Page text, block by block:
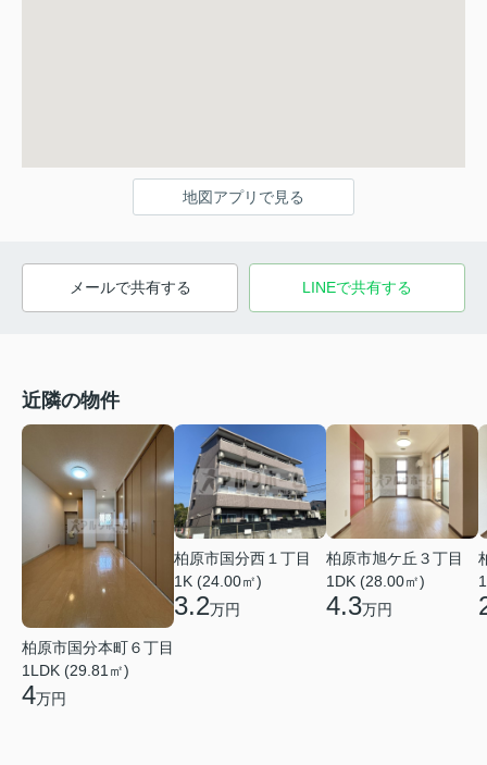
地図アプリで見る
メールで共有する LINEで共有する
近隣の物件
柏原市国分本町６丁目
1LDK (29.81㎡)
4万円
柏原市国分西１丁目
1K (24.00㎡)
3.2万円
柏原市旭ケ丘３丁目
1DK (28.00㎡)
4.3万円